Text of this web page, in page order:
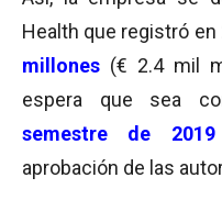
Health que registró
millones (€ 2.4 mil
espera que sea
semestre de 2019
aprobación de las